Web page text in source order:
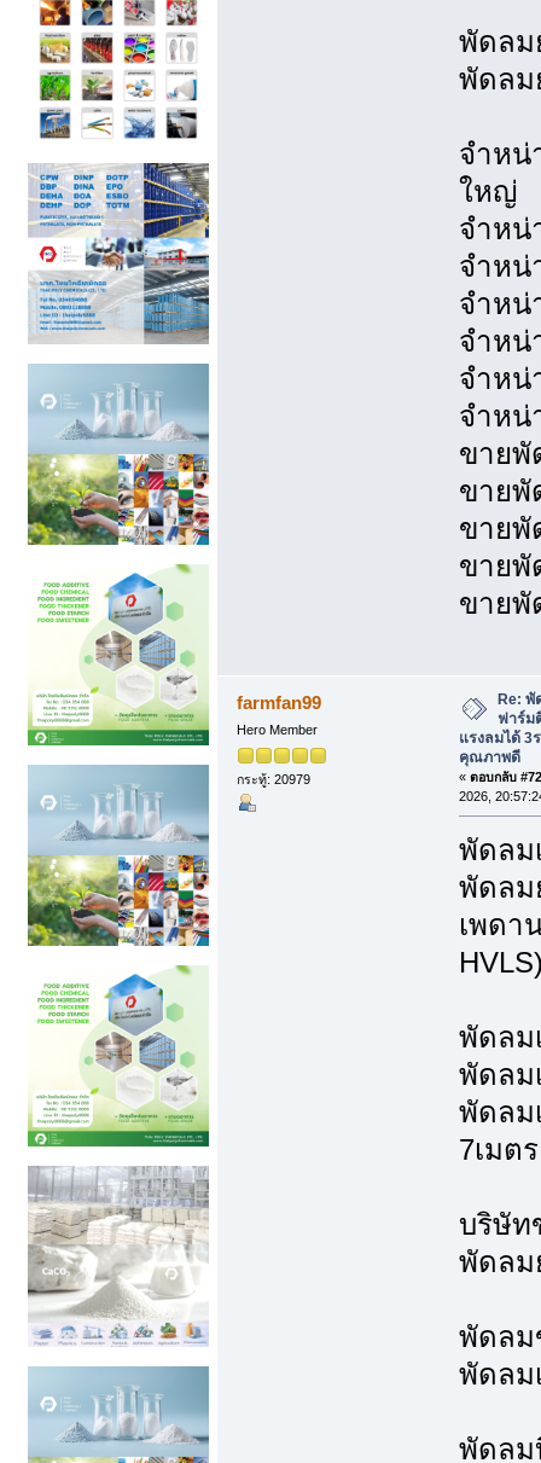
พัดลม
พัดลม
จำหน่
ใหญ่
จำหน่
จำหน่
จำหน่
จำหน่
จำหน่
จำห
ขายพั
ขายพั
ขายพั
ขายพั
ขายพั
farmfan99
Hero Member
กระทู้: 20979
Re:
ฟาร์ม
แรงลมได้ 3
คุณภาพดี
« ตอบกลับ
2026,
พัดล
พัดลม
เพดา
พัดลม
พัดลม
พัดลม
7เมตร
บริษัท
พัดลม
พัดล
พัดลม
พัดล